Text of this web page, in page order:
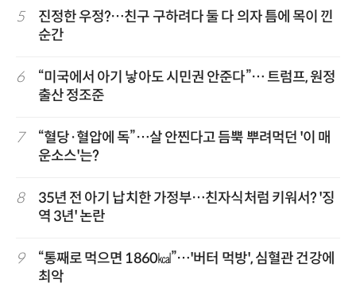
5
진정한 우정?…친구 구하려다 둘 다 의자 틈에 목이 낀
순간
6
“미국에서 아기 낳아도 시민권 안준다”… 트럼프, 원정
출산 정조준
7
“혈당·혈압에 독”…살 안찐다고 듬뿍 뿌려먹던 '이 매
운소스'는?
8
35년 전 아기 납치한 가정부…친자식처럼 키워서? '징
역 3년' 논란
9
“통째로 먹으면 1860㎉”…'버터 먹방', 심혈관 건강에
최악